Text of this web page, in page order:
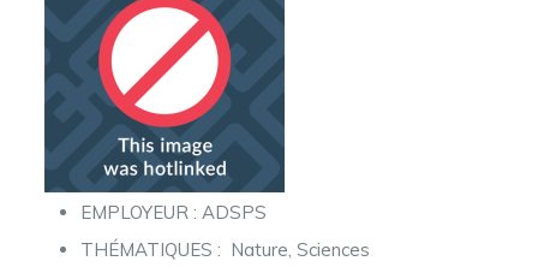
EMPLOYEUR : ADSPS
THÉMATIQUES : Nature, Sciences